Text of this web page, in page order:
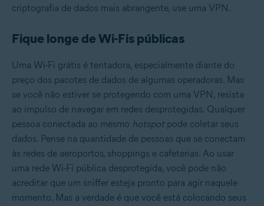
criptografia de dados mais abrangente, use uma VPN.
Fique longe de Wi-Fis públicas
Uma Wi-Fi grátis é tentadora, especialmente diante do
preço dos pacotes de dados de algumas operadoras. Mas
se você não estiver se protegendo com uma VPN, resista
ao impulso de navegar em redes desprotegidas. Qualquer
pessoa conectada ao mesmo hotspot pode coletar seus
dados. Pense na quantidade de pessoas que se conectam
às redes de aeroportos, shoppings e cafeterias. Ao usar
uma rede Wi-Fi pública desprotegida, você pode não
acreditar que um sniffer esteja pronto para agir naquele
momento. Mas a verdade é que você está colocando seus